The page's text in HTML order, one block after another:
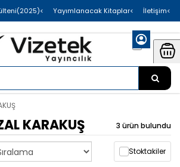
>İletişim
>Yayımlanacak Kitaplar
>Atıf Bülteni(2025)
KARAKUŞ 3 ürün bulundu
Stoktakiler